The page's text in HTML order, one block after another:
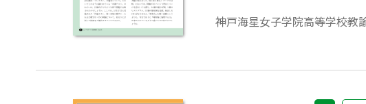
ました。その上コロナ感染予
神戸海星女子学院高等学校